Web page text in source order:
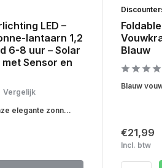
LED –
lantaarn 1,2
6-8 uur – Solar
Sensor en
Vergelijk
elegante zonn...
Blauw
Blauw
€21,99
Incl. btw